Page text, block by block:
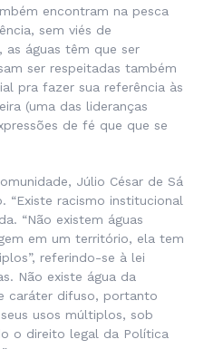
encontram na pesca
sem viés de
as águas têm que ser
ser respeitadas também
pra fazer sua referência às
(uma das lideranças
de fé que que se
Júlio César de Sá
“Existe racismo institucional
“Não existem águas
em um território, ela tem
referindo-se à lei
Não existe água da
caráter difuso, portanto
usos múltiplos, sob
o direito legal da Política